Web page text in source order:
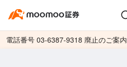
電話番号 03-6387-9318 廃止のご案内